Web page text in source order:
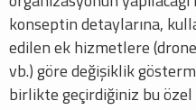
konseptin detaylarına,
edilen ek hizmetlere
vb.) göre değişiklik
birlikte geçirdiğiniz bu